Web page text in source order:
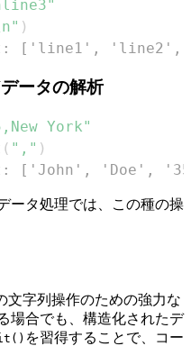
)
['line1',
ータの解析
York"
( "," )
['John', 'Doe',
ータ処理では、この種の操
文字列操作のための強力な
場合でも、構造化されたデ
を習得することで、コー